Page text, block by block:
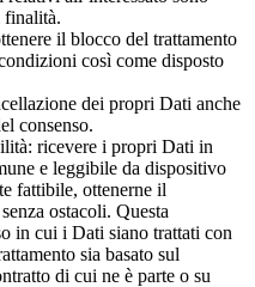
finalità.
il blocco del trattamento
così come disposto
dei propri Dati anche
consenso.
ricevere i propri Dati in
e leggibile da dispositivo
fattibile, ottenerne il
ostacoli. Questa
in cui i Dati siano trattati con
sia basato sul
di cui ne è parte o su